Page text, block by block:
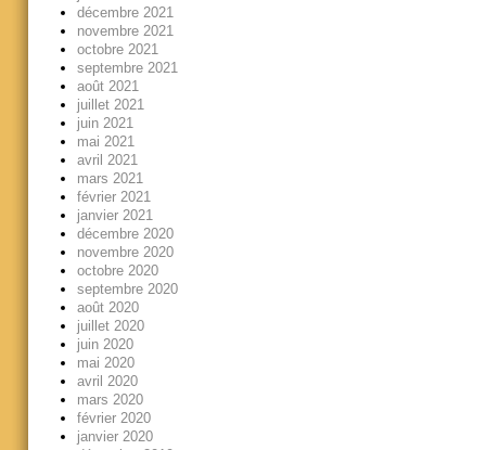
décembre 2021
novembre 2021
octobre 2021
septembre 2021
août 2021
juillet 2021
juin 2021
mai 2021
avril 2021
mars 2021
février 2021
janvier 2021
décembre 2020
novembre 2020
octobre 2020
septembre 2020
août 2020
juillet 2020
juin 2020
mai 2020
avril 2020
mars 2020
février 2020
janvier 2020